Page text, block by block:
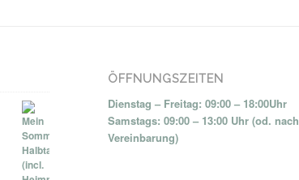
ÖFFNUNGSZEITEN
Dienstag – Freitag: 09:00 – 18:00Uhr
Samstags: 09:00 – 13:00 Uhr (od. nach
Vereinbarung)